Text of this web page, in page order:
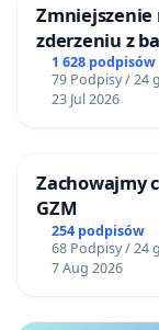
Zmniejszenie
zderzeniu z
1 628 podpisów
79 Podpisy / 24
23 Jul 2026
Zachowajmy
GZM
254 podpisów
68 Podpisy / 24
7 Aug 2026